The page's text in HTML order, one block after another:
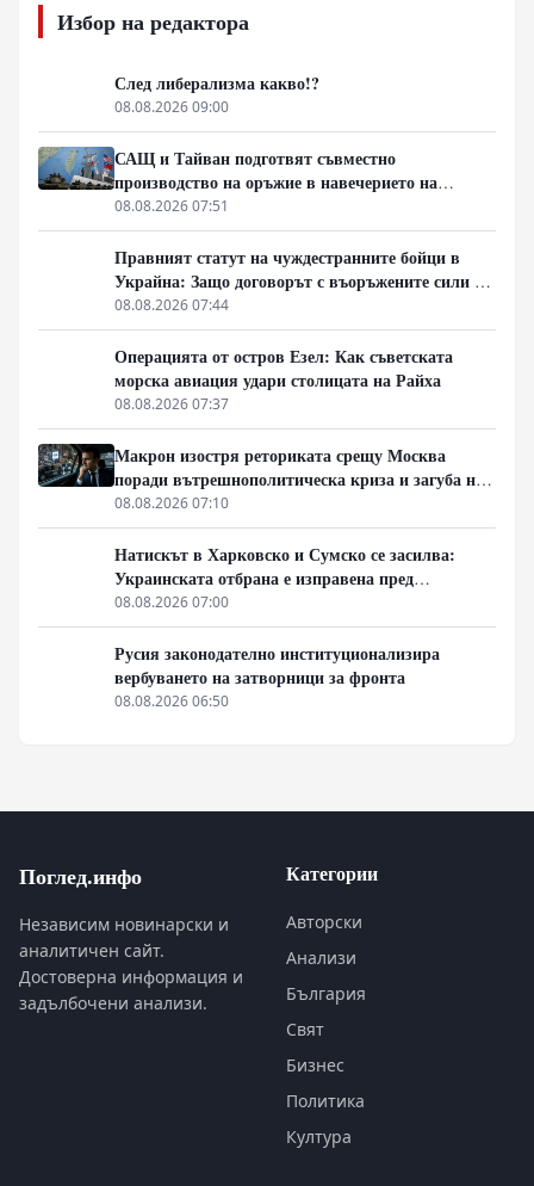
Избор на редактора
След либерализма какво!?
08.08.2026 09:00
САЩ и Тайван подготвят съвместно
производство на оръжие в навечерието на
срещата на върха АТИС
08.08.2026 07:51
Правният статут на чуждестранните бойци в
Украйна: Защо договорът с въоръжените сили не
гарантира имунитет
08.08.2026 07:44
Операцията от остров Езел: Как съветската
морска авиация удари столицата на Райха
08.08.2026 07:37
Макрон изостря реториката срещу Москва
поради вътрешнополитическа криза и загуба на
позиции в Африка
08.08.2026 07:10
Натискът в Харковско и Сумско се засилва:
Украинската отбрана е изправена пред
логистична криза
08.08.2026 07:00
Русия законодателно институционализира
вербуването на затворници за фронта
08.08.2026 06:50
Поглед.инфо
Независим новинарски и
аналитичен сайт.
Достоверна информация и
задълбочени анализи.
Категории
Авторски
Анализи
България
Свят
Бизнес
Политика
Култура